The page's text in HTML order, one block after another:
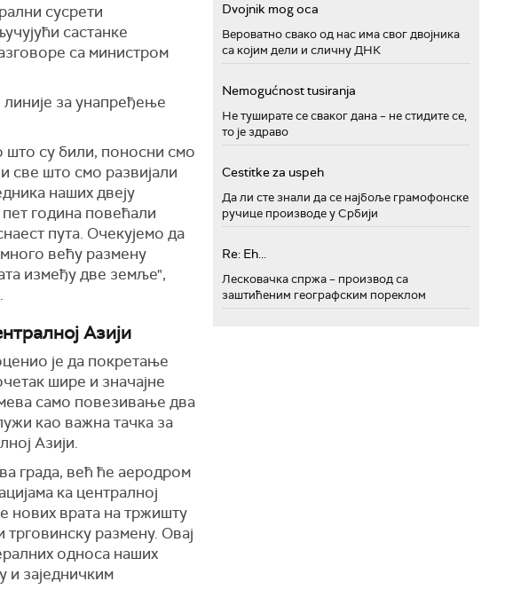
сусрети
састанке
са министром
линије за унапређење
што су били, поносни смо
све што смо развијали
наших двеју
година повећали
пута. Очекујемо да
већу размену
између две земље",
Азији
је да покретање
шире и значајне
само повезивање два
као важна тачка за
Азији.
града, већ ће аеродром
ка централној
нових врата на тржишту
трговинску размену. Овај
односа наших
и заједничким
Dvojnik mog oca
Вероватно свако од нас има свог двојника
са којим дели и сличну ДНК
Nemogućnost tusiranja
Не туширате се сваког дана – не стидите се,
то је здраво
Cestitke za uspeh
Да ли сте знали да се најбоље грамофонске
ручице производе у Србији
Re: Eh...
Лесковачка спржа – производ са
заштићеним географским пореклом